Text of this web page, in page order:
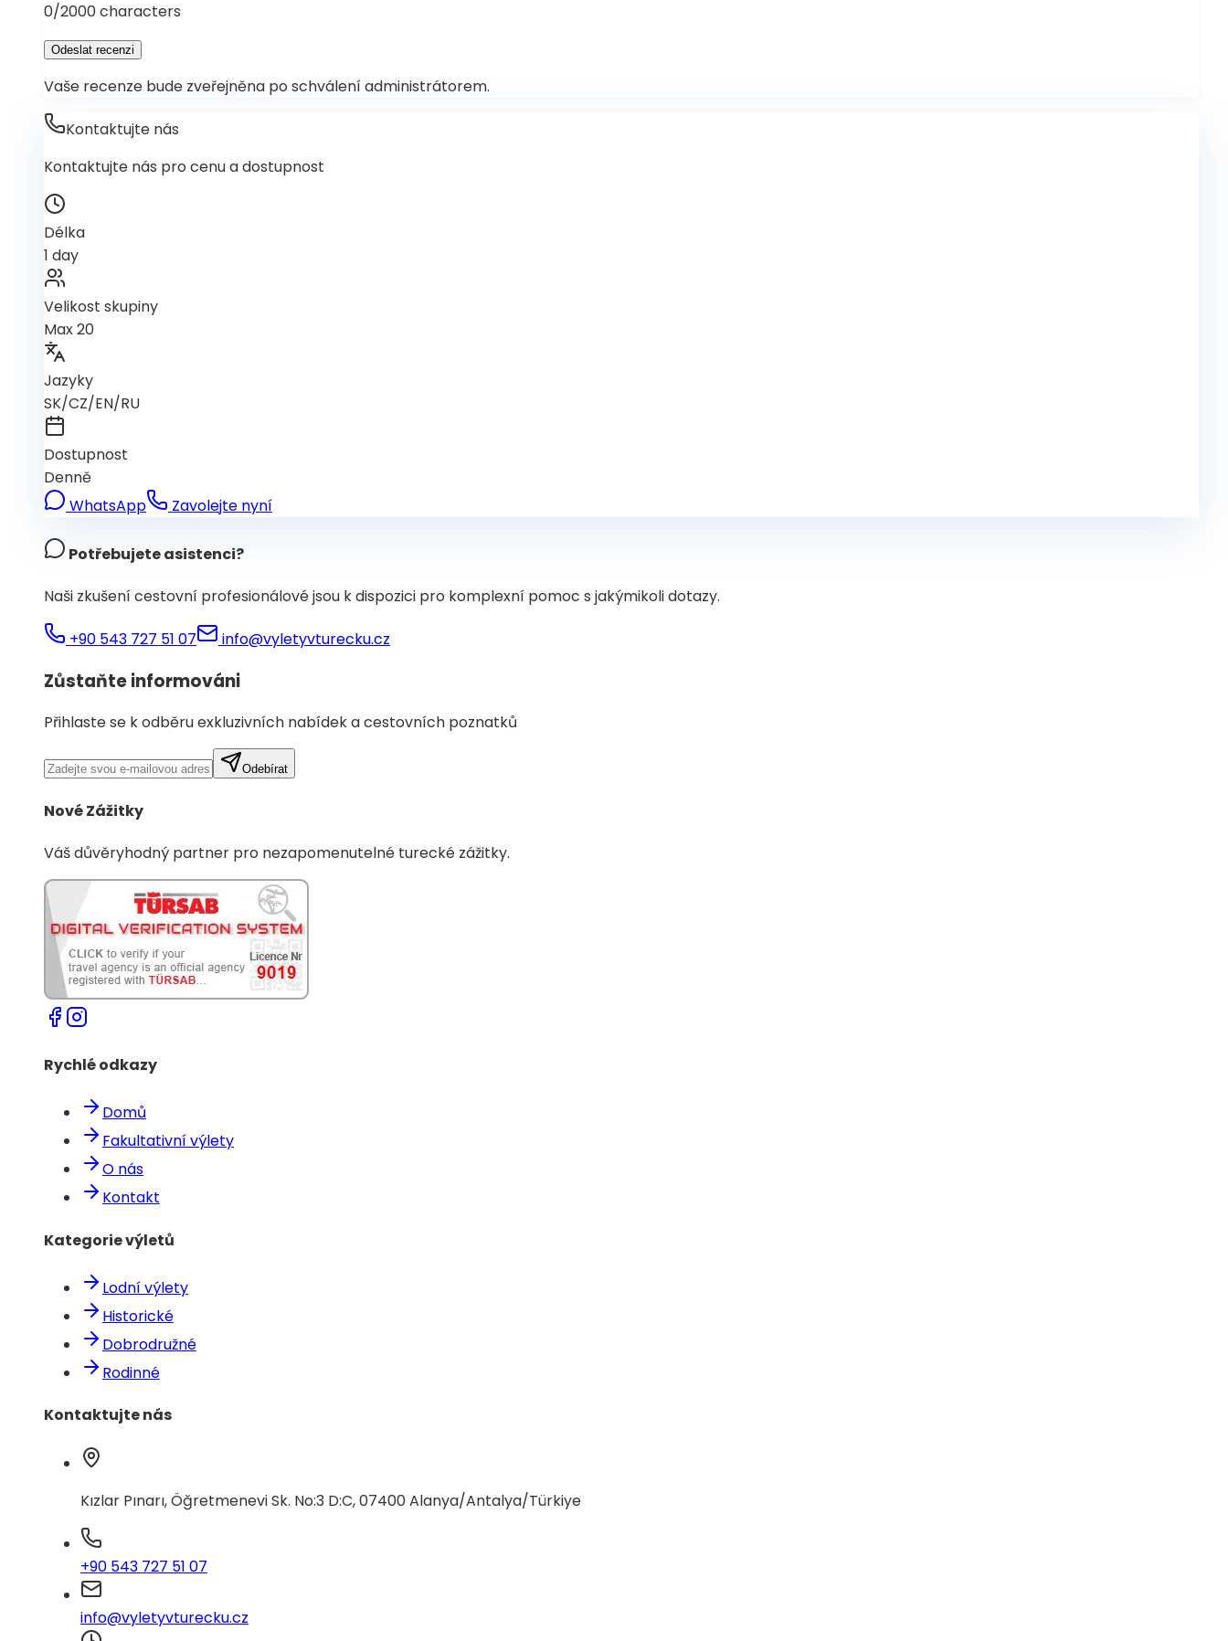
0/2000 characters
Odeslat recenzi
Vaše recenze bude zveřejněna po schválení administrátorem.
Kontaktujte nás
Kontaktujte nás pro cenu a dostupnost
Délka
1 day
Velikost skupiny
Max 20
Jazyky
SK/CZ/EN/RU
Dostupnost
Denně
WhatsApp
Zavolejte nyní
Potřebujete asistenci?
Naši zkušení cestovní profesionálové jsou k dispozici pro komplexní pomoc s jakýmikoli dotazy.
+90 543 727 51 07 info@vyletyvturecku.cz
Zůstaňte informováni
Přihlaste se k odběru exkluzivních nabídek a cestovních poznatků
Odebírat
Nové Zážitky
Váš důvěryhodný partner pro nezapomenutelné turecké zážitky.
Rychlé odkazy
Domů
Fakultativní výlety
O nás
Kontakt
Kategorie výletů
Lodní výlety
Historické
Dobrodružné
Rodinné
Kontaktujte nás
Kızlar Pınarı, Öğretmenevi Sk. No:3 D:C, 07400 Alanya/Antalya/Türkiye
+90 543 727 51 07
info@vyletyvturecku.cz